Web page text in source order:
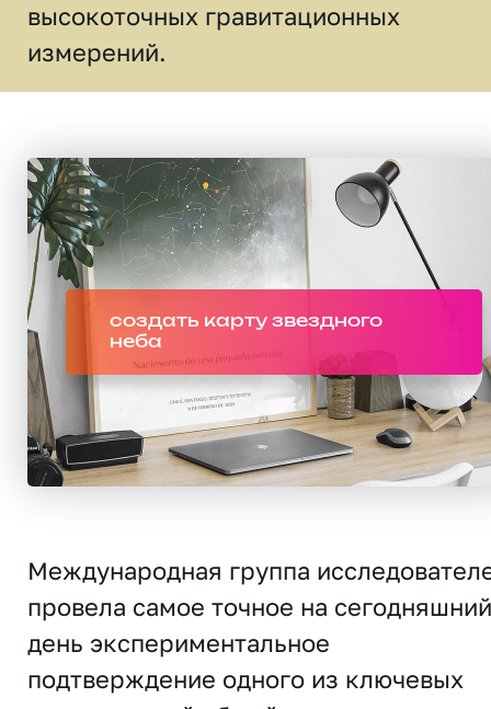
высокоточных гравитационных
измерений.
создать карту звездного
неба
Международная группа
провела самое точное на сегодняшний
день экспериментальное
подтверждение одного из ключевых